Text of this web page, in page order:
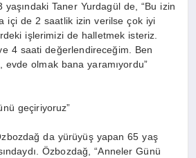
yaşındaki Taner Yurdagül de, “Bu izin
içi de 2 saatlik izin verilse çok iyi
işlerimizi de halletmek isteriz.
4 saati değerlendireceğim. Ben
olmak bana yaramıyordu”
geçiriyoruz”
da yürüyüş yapan 65 yaş
Özbozdağ, “Anneler Günü